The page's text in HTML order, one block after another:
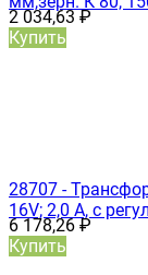
2 034,63₽
Купить
28707 -
16V; 2,0 А, с
6 178,26₽
Купить